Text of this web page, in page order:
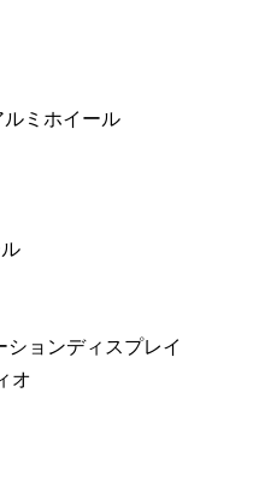
ルミホイール
ションディスプレイ
オ